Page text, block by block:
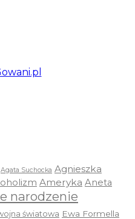
Agata Suchocka Agnieszka
Ameryka Aneta
narodzenie
światowa Ewa Formella